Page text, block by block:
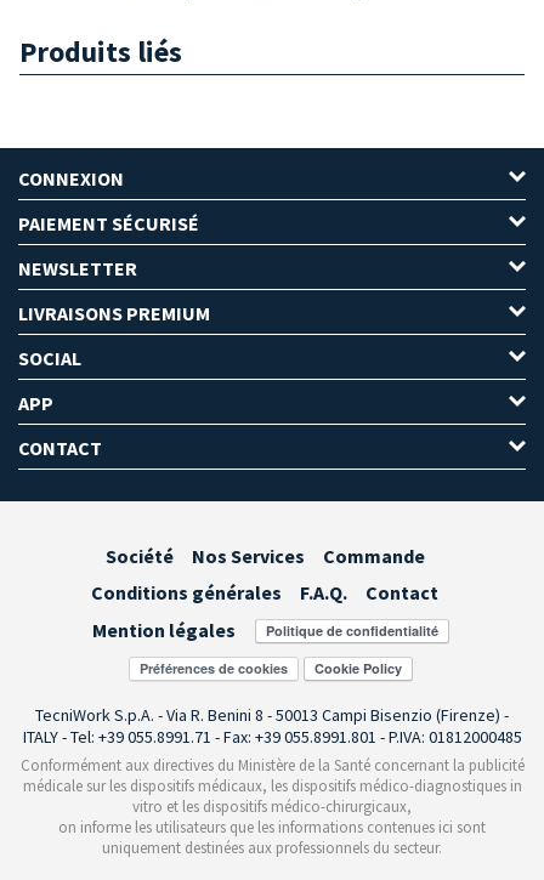
Produits liés
CONNEXION
PAIEMENT SÉCURISÉ
NEWSLETTER
LIVRAISONS PREMIUM
SOCIAL
APP
CONTACT
Société Nos Services
Commande
Conditions générales
F.A.Q.
Contact
Mention légales
Préférences de cookies
TecniWork S.p.A. - Via R. Benini 8 - 50013 Campi Bisenzio (Firenze) -
ITALY - Tel: +39 055.8991.71 - Fax: +39 055.8991.801 - P.IVA: 01812000485
Conformément aux directives du Ministère de la Santé concernant la publicité
médicale sur les dispositifs médicaux, les dispositifs médico-diagnostiques in
vitro et les dispositifs médico-chirurgicaux,
on informe les utilisateurs que les informations contenues ici sont
uniquement destinées aux professionnels du secteur.